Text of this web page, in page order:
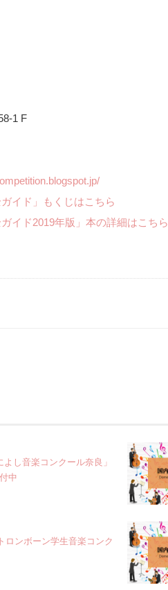
1 F
イド」もくじはこちら
イド2019年版」本の詳細はこちら
よし音楽コンクール奈良」
中
ロンボーン学生音楽コンク